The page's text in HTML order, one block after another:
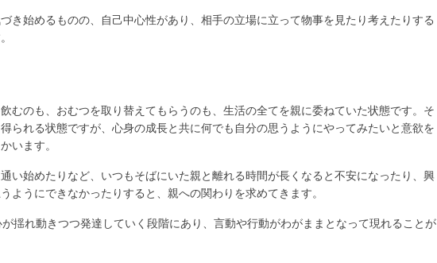
き始めるものの、自己中心性があり、相手の立場に立って物事を見たり考えたりする
むのも、おむつを取り替えてもらうのも、生活の全てを親に委ねていた状態です。そ
られる状態ですが、心身の成長と共に何でも自分の思うようにやってみたいと意欲を
います。
い始めたりなど、いつもそばにいた親と離れる時間が長くなると不安になったり、興
ようにできなかったりすると、親への関わりを求めてきます。
揺れ動きつつ発達していく段階にあり、言動や行動がわがままとなって現れることが